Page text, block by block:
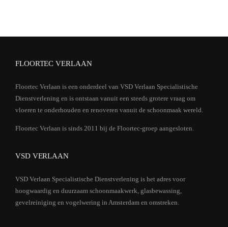
FLOORTEC VERLAAN
Floortec Verlaan is een onderdeel van VSD Verlaan Specialistische
Dienstverlening en is ontstaan vanuit een steeds grotere vraag om
vloeren te onderhouden en renoveren vanuit de schoonmaak wereld.
Floortec Verlaan is sinds 2011 bij de Floortec-groep aangesloten.
VSD VERLAAN
VSD Verlaan Specialistische Dienstverlening is het adres voor
hoogwaardig en duurzaam schoonmaakwerk, glasbewassing,
gevelreiniging en vogelwering in Amsterdam en omstreken.